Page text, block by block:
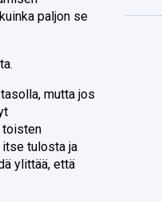
paljon se
mutta jos
toisten
itse tulosta ja
ylittää, että